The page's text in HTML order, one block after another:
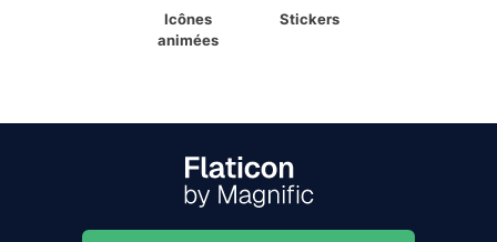
Icônes
animées
Stickers